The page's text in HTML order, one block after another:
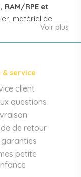
RAM/RPE et
matériel de
pour structures
offre couvre
crèche
meubles à
tables et
barrières de
une structure
PMI.
Voir plus
& service
client
questions
de retour
garanties
petite